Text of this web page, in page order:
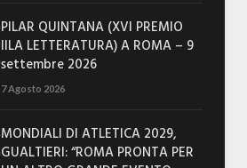
PILAR QUINTANA (XVI PREMIO
IILA LETTERATURA) A ROMA – 9
settembre 2026
7 Agosto 2026
MONDIALI DI ATLETICA 2029,
GUALTIERI: “ROMA PRONTA PER